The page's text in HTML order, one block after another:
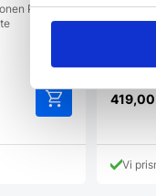
Proline
Vores
er
419,00
Vi